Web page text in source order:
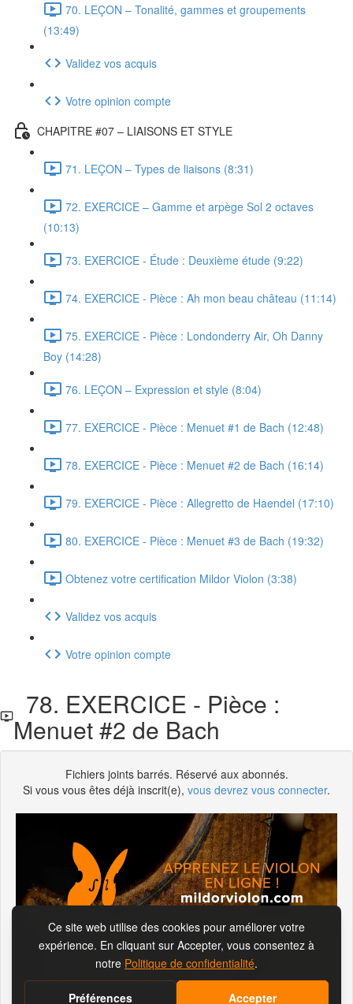
70. LEÇON – Tonalité, gammes et groupements
(13:49)
Validez vos acquis
Votre opinion compte
CHAPITRE #07 – LIAISONS ET STYLE
71. LEÇON – Types de liaisons (8:31)
72. EXERCICE – Gamme et arpège Sol 2 octaves
(10:13)
73. EXERCICE - Étude : Deuxième étude (9:22)
74. EXERCICE - Pièce : Ah mon beau château (11:14)
75. EXERCICE - Pièce : Londonderry Air, Oh Danny
Boy (14:28)
76. LEÇON – Expression et style (8:04)
77. EXERCICE - Pièce : Menuet #1 de Bach (12:48)
78. EXERCICE - Pièce : Menuet #2 de Bach (16:14)
79. EXERCICE - Pièce : Allegretto de Haendel (17:10)
80. EXERCICE - Pièce : Menuet #3 de Bach (19:32)
Obtenez votre certification Mildor Violon (3:38)
Validez vos acquis
Votre opinion compte
78. EXERCICE - Pièce :
Menuet #2 de Bach
Fichiers joints barrés. Réservé aux abonnés.
Si vous vous êtes déjà inscrit(e), vous devrez vous connecter.
S'abonner pour visionner